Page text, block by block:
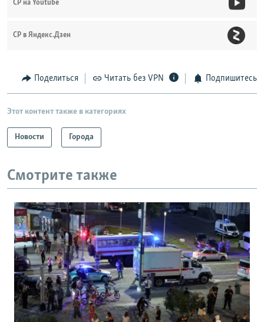
СР на Youtube
СР в Яндекс.Дзен
Поделиться Читать без VPN Подпишитесь
Этот контент также в категориях
Новости Города
Смотрите также